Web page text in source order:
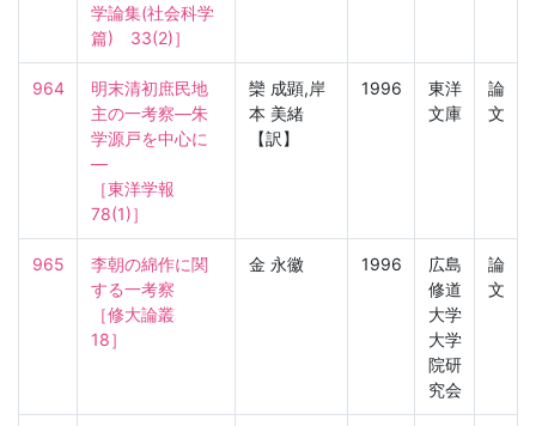
学論集(社会科学
篇)　33(2)］
964
明末清初庶民地
主の一考察—朱
学源戸を中心に
—
［東洋学報
78(1)］
欒 成顕,岸
本 美緒
【訳】
1996
東洋
文庫
論
文
965
李朝の綿作に関
する一考察
［修大論叢
18］
金 永徽 1996
広島
修道
大学
大学
院研
究会
論
文